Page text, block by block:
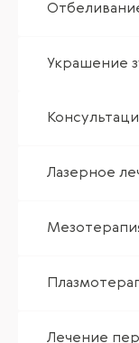
Украшение
Лазерное
Лечение